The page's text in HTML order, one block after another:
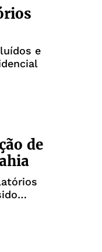
e
de